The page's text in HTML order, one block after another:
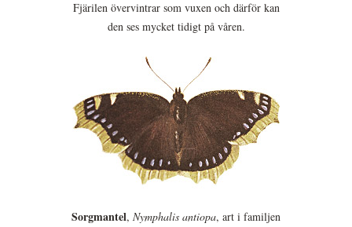
Fjärilen övervintrar som vuxen och därför kan
den ses mycket tidigt på våren.
Sorgmantel, Nymphalis antiopa, art i familjen